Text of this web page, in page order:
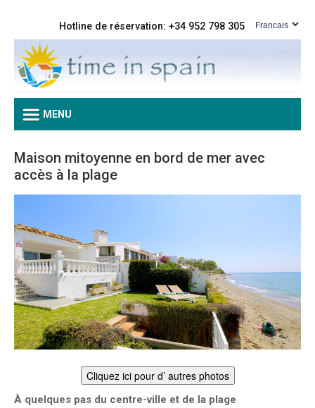
Hotline de réservation: +34 952 798 305
MENU
Maison mitoyenne en bord de mer avec
accès à la plage
Cliquez ici pour d’ autres photos
À quelques pas du centre-ville et de la plage